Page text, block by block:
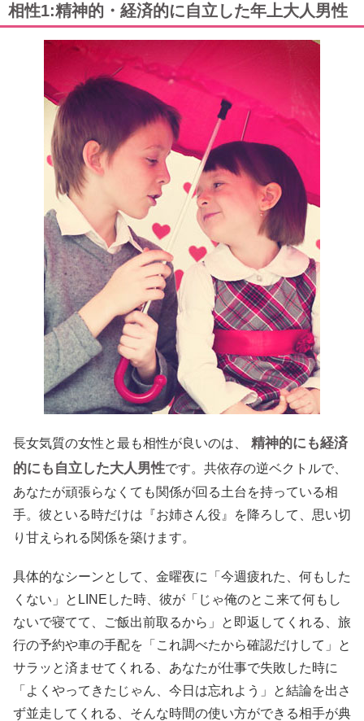
相性1:精神的・経済的に自立した年上大人男性
長女気質の女性と最も相性が良いのは、
精神的にも経済
的にも自立した大人男性です。共依存の逆ベクトルで、
あなたが頑張らなくても関係が回る土台を持っている相
手。彼といる時だけは『お姉さん役』を降ろして、思い切
り甘えられる関係を築けます。
具体的なシーンとして、金曜夜に「今週疲れた、何もした
くない」とLINEした時、彼が「じゃ俺のとこ来て何もし
ないで寝てて、ご飯出前取るから」と即返してくれる、旅
行の予約や車の手配を「これ調べたから確認だけして」と
サラッと済ませてくれる、あなたが仕事で失敗した時に
「よくやってきたじゃん、今日は忘れよう」と結論を出さ
ず並走してくれる、そんな時間の使い方ができる相手が典